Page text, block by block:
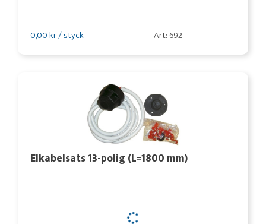
0,00 kr / styck Art: 692
Elkabelsats 13-polig (L=1800 mm)